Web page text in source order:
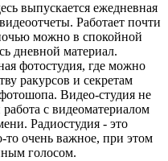
выпускается ежедневная
Работает почти
можно в спокойной
дневной материал.
фотостудия, где можно
ракурсов и секретам
Видео-студия не
с видеоматериалом
Радиостудия - это
то очень важное, при этом
голосом.